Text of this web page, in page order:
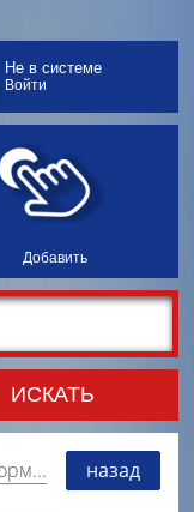
Добавить
Не в системе
Войти
ИСКАТЬ
имеющие функцию "поднятия вверх списка". назад